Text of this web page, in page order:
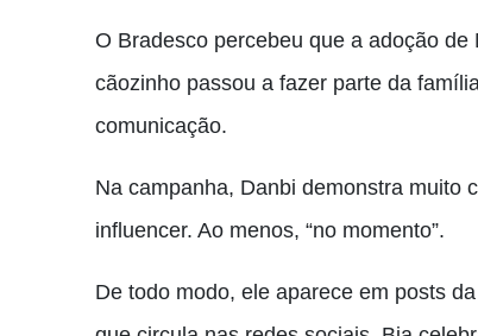
O Bradesco percebeu que a adoção
cãozinho passou a fazer parte da
comunicação.
Na campanha, Danbi demonstra muito
influencer. Ao menos, “no momento”.
De todo modo, ele aparece em posts